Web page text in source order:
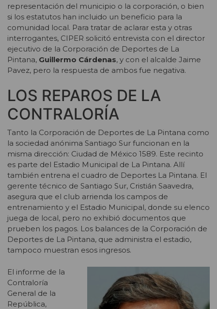
representación del municipio o la corporación, o bien
si los estatutos han incluido un beneficio para la
comunidad local. Para tratar de aclarar esta y otras
interrogantes, CIPER solicitó entrevista con el director
ejecutivo de la Corporación de Deportes de La
Pintana, Guillermo Cárdenas, y con el alcalde Jaime
Pavez, pero la respuesta de ambos fue negativa.
LOS REPAROS DE LA
CONTRALORÍA
Tanto la Corporación de Deportes de La Pintana como
la sociedad anónima Santiago Sur funcionan en la
misma dirección: Ciudad de México 1589. Este recinto
es parte del Estadio Municipal de La Pintana. Allí
también entrena el cuadro de Deportes La Pintana. El
gerente técnico de Santiago Sur, Cristián Saavedra,
asegura que el club arrienda los campos de
entrenamiento y el Estadio Municipal, donde su elenco
juega de local, pero no exhibió documentos que
prueben los pagos. Los balances de la Corporación de
Deportes de La Pintana, que administra el estadio,
tampoco muestran esos ingresos.
El informe de la
Contraloría
General de la
República,